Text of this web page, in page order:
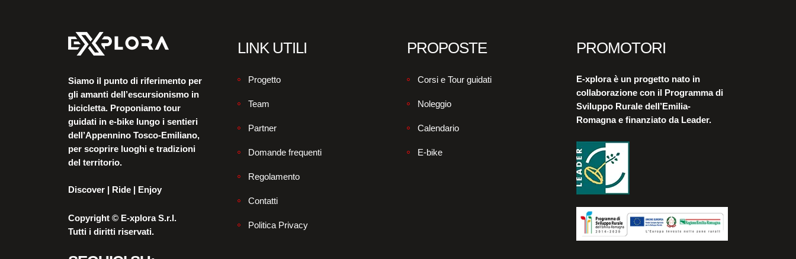
Siamo il punto di riferimento per
gli amanti dell’escursionismo in
bicicletta. Proponiamo tour
guidati in e-bike lungo i sentieri
dell’Appennino Tosco-Emiliano,
per scoprire luoghi e tradizioni
del territorio.
Discover | Ride | Enjoy
Copyright © E-xplora S.r.l.
Tutti i diritti riservati.
LINK UTILI
Progetto
Team
Partner
Domande frequenti
Regolamento
Contatti
Politica Privacy
PROPOSTE
Corsi e Tour guidati
Noleggio
Calendario
E-bike
PROMOTORI
E-xplora è un progetto nato in
collaborazione con il Programma di
Sviluppo Rurale dell’Emilia-
Romagna e finanziato da Leader.